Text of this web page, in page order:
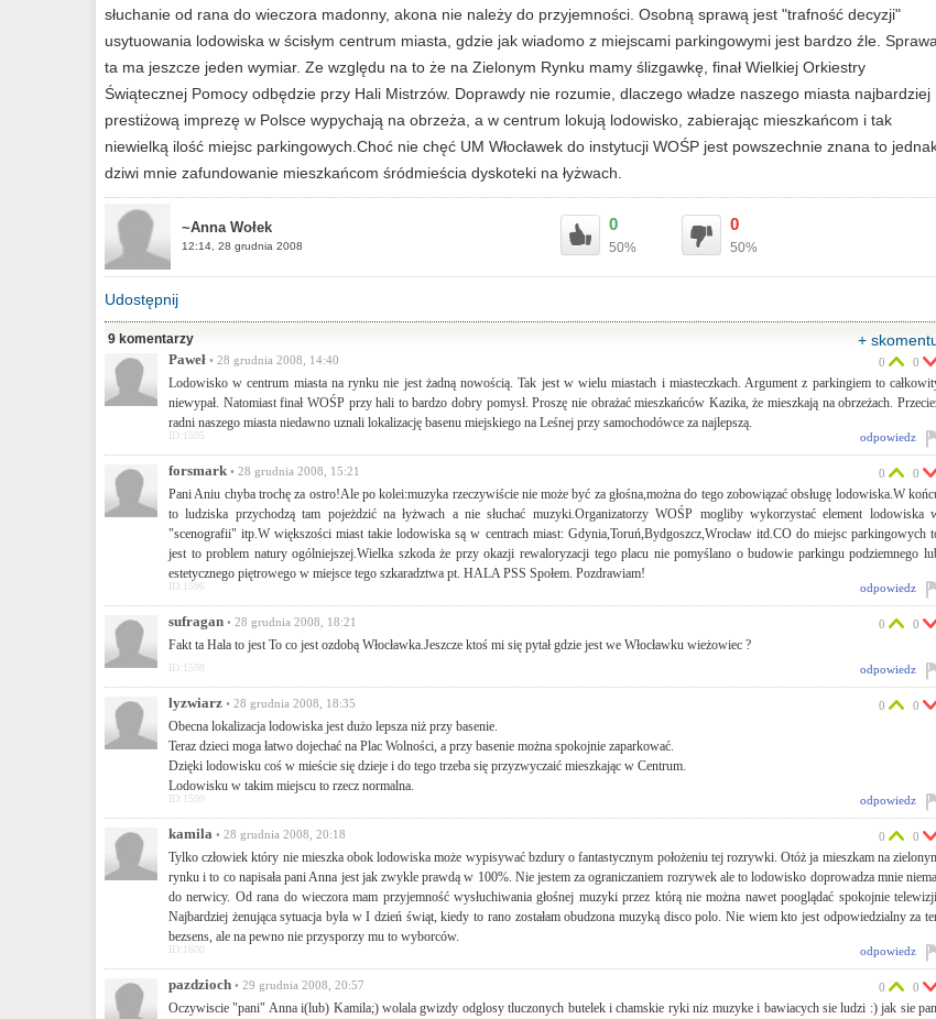
słuchanie od rana do wieczora madonny, akona nie należy do przyjemności. Osobną sprawą jest "trafność decyzji"
usytuowania lodowiska w ścisłym centrum miasta, gdzie jak wiadomo z miejscami parkingowymi jest bardzo źle. Sprawa
ta ma jeszcze jeden wymiar. Ze względu na to że na Zielonym Rynku mamy ślizgawkę, finał Wielkiej Orkiestry
Świątecznej Pomocy odbędzie przy Hali Mistrzów. Doprawdy nie rozumie, dlaczego władze naszego miasta najbardziej
prestiżową imprezę w Polsce wypychają na obrzeża, a w centrum lokują lodowisko, zabierając mieszkańcom i tak
niewielką ilość miejsc parkingowych.Choć nie chęć UM Włocławek do instytucji WOŚP jest powszechnie znana to
dziwi mnie zafundowanie mieszkańcom śródmieścia dyskoteki na łyżwach.
~Anna Wołek
12:14, 28 grudnia 2008
0
50%
0
50%
Udostępnij
9 komentarzy +
Paweł • 28 grudnia 2008, 14:40
Lodowisko w centrum miasta na rynku nie jest żadną nowością. Tak jest w wielu miastach i miasteczkach. Argument z parkingiem to
niewypał. Natomiast finał WOŚP przy hali to bardzo dobry pomysł. Proszę nie obrażać mieszkańców Kazika, że mieszkają na obrzeżach.
radni naszego miasta niedawno uznali lokalizację basenu miejskiego na Leśnej przy samochodówce za najlepszą.
0 0
odpowiedz
ID:1595
forsmark • 28 grudnia 2008, 15:21
Pani Aniu chyba trochę za ostro!Ale po kolei:muzyka rzeczywiście nie może być za głośna,można do tego zobowiązać obsługę lodowiska.W
to ludziska przychodzą tam pojeżdzić na łyżwach a nie słuchać muzyki.Organizatorzy WOŚP mogliby wykorzystać element lodowiska
"scenografii" itp.W większości miast takie lodowiska są w centrach miast: Gdynia,Toruń,Bydgoszcz,Wrocław itd.CO do miejsc parkingowych
jest to problem natury ogólniejszej.Wielka szkoda że przy okazji rewaloryzacji tego placu nie pomyślano o budowie parkingu podziemnego
estetycznego piętrowego w miejsce tego szkaradztwa pt. HALA PSS Społem. Pozdrawiam!
0 0
odpowiedz
ID:1596
sufragan • 28 grudnia 2008, 18:21
Fakt ta Hala to jest To co jest ozdobą Włocławka.Jeszcze ktoś mi się pytał gdzie jest we Włocławku wieżowiec ?
0 0
odpowiedz
ID:1598
lyzwiarz • 28 grudnia 2008, 18:35
Obecna lokalizacja lodowiska jest dużo lepsza niż przy basenie.
Teraz dzieci moga łatwo dojechać na Plac Wolności, a przy basenie można spokojnie zaparkować.
Dzięki lodowisku coś w mieście się dzieje i do tego trzeba się przyzwyczaić mieszkając w Centrum.
Lodowisku w takim miejscu to rzecz normalna.
0 0
odpowiedz
ID:1599
kamila • 28 grudnia 2008, 20:18
Tylko człowiek który nie mieszka obok lodowiska może wypisywać bzdury o fantastycznym położeniu tej rozrywki. Otóż ja mieszkam na
rynku i to co napisała pani Anna jest jak zwykle prawdą w 100%. Nie jestem za ograniczaniem rozrywek ale to lodowisko doprowadza mnie
do nerwicy. Od rana do wieczora mam przyjemność wysłuchiwania głośnej muzyki przez którą nie można nawet pooglądać spokojnie
Najbardziej żenująca sytuacja była w I dzień świąt, kiedy to rano zostałam obudzona muzyką disco polo. Nie wiem kto jest odpowiedzialny za
bezsens, ale na pewno nie przysporzy mu to wyborców.
0 0
odpowiedz
ID:1600
pazdzioch • 29 grudnia 2008, 20:57
Oczywiscie "pani" Anna i(lub) Kamila;) wolala gwizdy odglosy tluczonych butelek i chamskie ryki niz muzyke i bawiacych sie ludzi :) jak sie
0 0